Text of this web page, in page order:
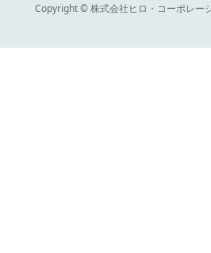
Copyright © 株式会社ヒロ・コーポレー